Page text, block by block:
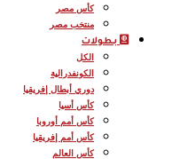
كأس مصر
منتخب مصر
بطولات
الكل
الكونفدرالية
دوري أبطال إفريقيا
كأس أسيا
كأس أمم أوروبا
كأس أمم إفريقيا
كأس العالم